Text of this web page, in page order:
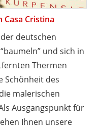
Casa Cristina
deutschen
und sich in
Thermen
Schönheit des
malerischen
Ausgangspunkt für
Ihnen unsere